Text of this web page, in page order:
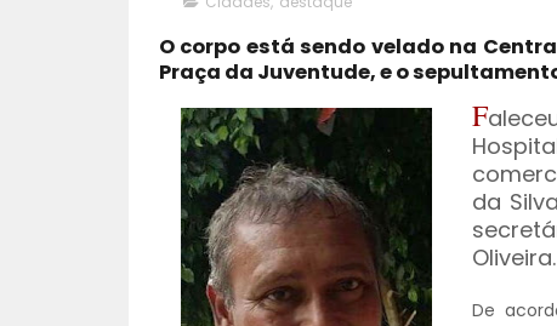
O corpo está sendo velado na
Praça da Juventude, e o
F
da
Oliveira.
De